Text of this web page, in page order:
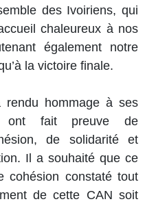
des Ivoiriens, qui
chaleureux à nos
également notre
la victoire finale.
rendu hommage à ses
ont fait preuve de
de solidarité et
Il a souhaité que ce
cohésion constaté tout
de cette CAN soit